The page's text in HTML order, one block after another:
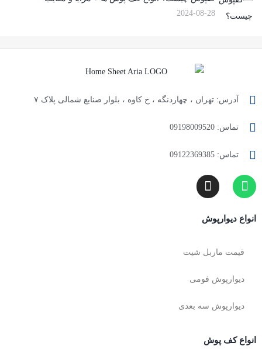
2024-08-28
آدرس: تهران ، چهاردنگه ، خ کاوه ، بلوار صنایع شمالی پلاک ۷
تماس: 09198009520
تماس: 09122369385
انواع دیوارپوش
قیمت ماربل شیت
دیوارپوش فومی
دیوارپوش سه بعدی
انواع کف پوش